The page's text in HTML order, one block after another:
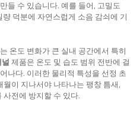
들 수 있습니다. 예를 들어, 고밀도
덕분에 자연스럽게 소음 감쇠에 기
온도 변화가 큰 실내 공간에서 특히
널 제품은 온도 및 습도 범위 전반에 걸
나다. 이러한 물리적 특성을 선정 초
이 지나서야 나타나는 팽창 틈새,
사전에 방지할 수 있다.